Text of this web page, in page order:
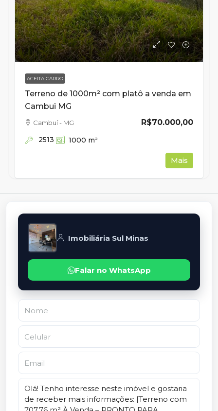
ACEITA CARRO
Terreno de 1000m² com platô a venda em
Cambui MG
R$70.000,00
Cambuí - MG
2513 1000 m²
Mais
Imobiliária Sul Minas
Falar no WhatsApp